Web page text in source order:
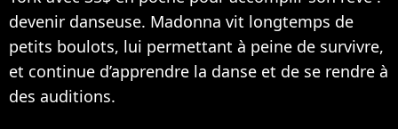
devenir danseuse. Madonna vit longtemps de
petits boulots, lui permettant à peine de survivre,
et continue d’apprendre la danse et de se rendre à
des auditions.